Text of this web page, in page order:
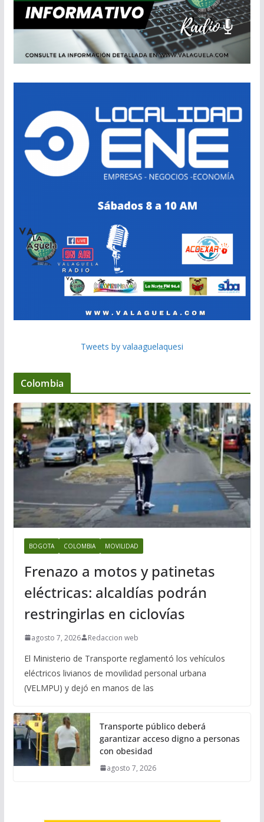
Tweets by valaaguelaquesi
Colombia
BOGOTA COLOMBIA MOVILIDAD
Frenazo a motos y patinetas
eléctricas: alcaldías podrán
restringirlas en ciclovías
agosto 7, 2026 Redaccion web
El Ministerio de Transporte reglamentó los vehículos
eléctricos livianos de movilidad personal urbana
(VELMPU) y dejó en manos de las
Transporte público deberá
garantizar acceso digno a personas
con obesidad
agosto 7, 2026